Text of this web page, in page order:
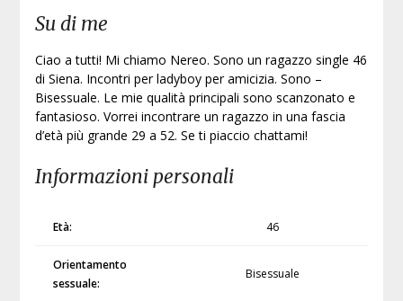
Su di me
Ciao a tutti! Mi chiamo Nereo. Sono un ragazzo single 46
di Siena. Incontri per ladyboy per amicizia. Sono –
Bisessuale. Le mie qualità principali sono scanzonato e
fantasioso. Vorrei incontrare un ragazzo in una fascia
d’età più grande 29 a 52. Se ti piaccio chattami!
Informazioni personali
Età: 46
Orientamento
sessuale:
Bisessuale